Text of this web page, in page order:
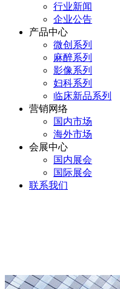
行业新闻
企业公告
产品中心
微创系列
麻醉系列
影像系列
妇科系列
临床新品系列
营销网络
国内市场
海外市场
会展中心
国内展会
国际展会
联系我们